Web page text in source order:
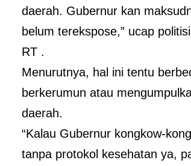
daerah. Gubernur kan
belum terekspose,” ucap
RT .
Menurutnya, hal ini tentu
berkerumun atau
daerah.
“Kalau Gubernur kongkow-
tanpa protokol kesehatan ya,